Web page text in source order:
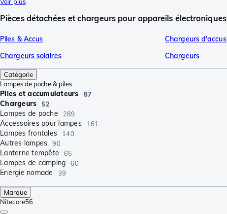
Voir plus
Pièces détachées et chargeurs pour appareils électroniques
Piles & Accus Chargeurs d'accus
Chargeurs solaires
Chargeurs
Catégorie
Lampes de poche & piles
Piles et accumulateurs 87
Chargeurs 52
Lampes de poche 289
Accessoires pour lampes 161
Lampes frontales 140
Autres lampes 90
Lanterne tempête 65
Lampes de camping 60
Énergie nomade 39
Marque
Nitecore56